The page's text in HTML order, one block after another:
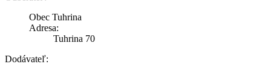
Obec Tuhrina
Adresa:
Tuhrina 70
Dodávateľ: